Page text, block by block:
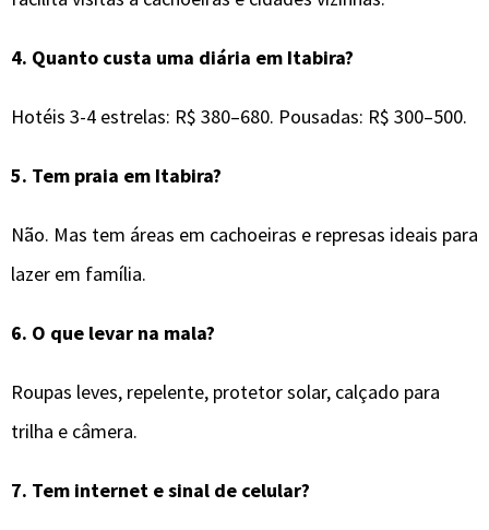
4. Quanto custa uma diária em Itabira?
Hotéis 3-4 estrelas: R$ 380–680. Pousadas: R$ 300–500.
5. Tem praia em Itabira?
Não. Mas tem áreas em cachoeiras e represas ideais para
lazer em família.
6. O que levar na mala?
Roupas leves, repelente, protetor solar, calçado para
trilha e câmera.
7. Tem internet e sinal de celular?